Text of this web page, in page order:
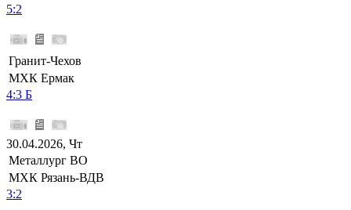
5:2
Гранит-Чехов
МХК Ермак
4:3 Б
30.04.2026, Чт
Металлург ВО
МХК Рязань-ВДВ
3:2